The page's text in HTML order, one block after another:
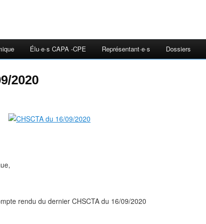
Élu·e·s CAPA -CPE Représentant·e·s Dossiers
2020
rendu du dernier CHSCTA du 16/09/2020